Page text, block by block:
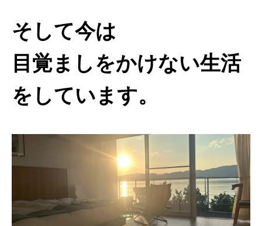
そして今は
目覚ましをかけない生活
をしています。